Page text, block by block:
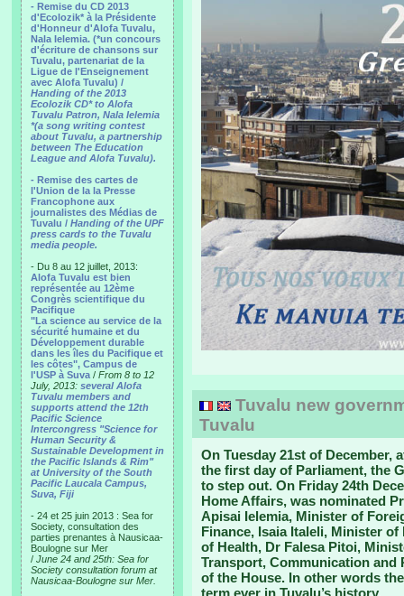
- Remise du CD 2013
d'Ecolozik* à la Présidente
d'Honneur d'Alofa Tuvalu,
Nala Ielemia. (*un concours
d'écriture de chansons sur
Tuvalu, partenariat de la
Ligue de l'Enseignement
avec Alofa Tuvalu) /
Handing of the 2013
Ecolozik CD* to Alofa
Tuvalu Patron, Nala Ielemia
*(a song writing contest
about Tuvalu, a partnership
between The Education
League and Alofa Tuvalu).
- Remise des cartes de
l'Union de la la Presse
Francophone aux
journalistes des Médias de
Tuvalu / Handing of the UPF
press cards to the Tuvalu
media people.
- Du 8 au 12 juillet, 2013:
Alofa Tuvalu est bien
représentée au 12ème
Congrès scientifique du
Pacifique
"La science au service de la
sécurité humaine et du
Développement durable
dans les îles du Pacifique et
les côtes", Campus de
l'USP à Suva / From 8 to 12
July, 2013: several Alofa
Tuvalu members and
supports attend the 12th
Pacific Science
Intercongress "Science for
Human Security &
Sustainable Development in
the Pacific Islands & Rim"
at University of the South
Pacific Laucala Campus,
Suva, Fiji
- 24 et 25 juin 2013 : Sea for
Society, consultation des
parties prenantes à Nausicaa-
Boulogne sur Mer
/ June 24 and 25th: Sea for
Society consultation forum at
Nausicaa-Boulogne sur Mer.
Tuvalu new
Tuvalu
On Tuesday 21st of December,
the first day of Parliament, the
to step out. On Friday 24th
Home Affairs, was nominated
Apisai Ielemia, Minister of
Finance, Isaia Italeli, Minister
of Health, Dr Falesa Pitoi,
Transport, Communication and
of the House. In other words
term ever in Tuvalu’s history.